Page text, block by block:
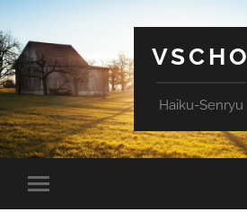
VSCHO
Haiku-Senryu
Mobile-
Menü